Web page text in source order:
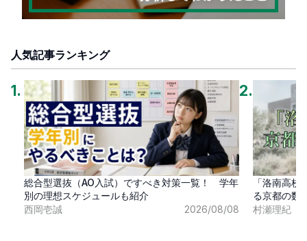
人気記事ランキング
1 .
総合型選抜（AO入試）ですべき対策一覧！ 学年
別の理想スケジュールも紹介
西岡壱誠
2026/08/08
2.
「洛南高
る京都の数
村瀬理紀